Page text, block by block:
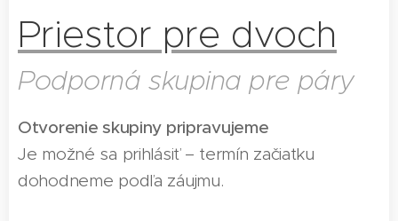
Priestor pre dvoch
Podporná skupina pre páry
Otvorenie skupiny pripravujeme
Je možné sa prihlásiť – termín začiatku
dohodneme podľa záujmu.